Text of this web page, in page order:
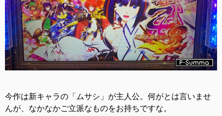
今作は新キャラの「ムサシ」が主人公。何がとは言いませ
んが、なかなかご立派なものをお持ちですな。